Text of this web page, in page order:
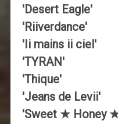
'Desert Eagle'
'Riiverdance'
'Ii mains ii ciel'
'TYRAN'
'Thique'
'Jeans de Levii'
'Sweet ★ Honey